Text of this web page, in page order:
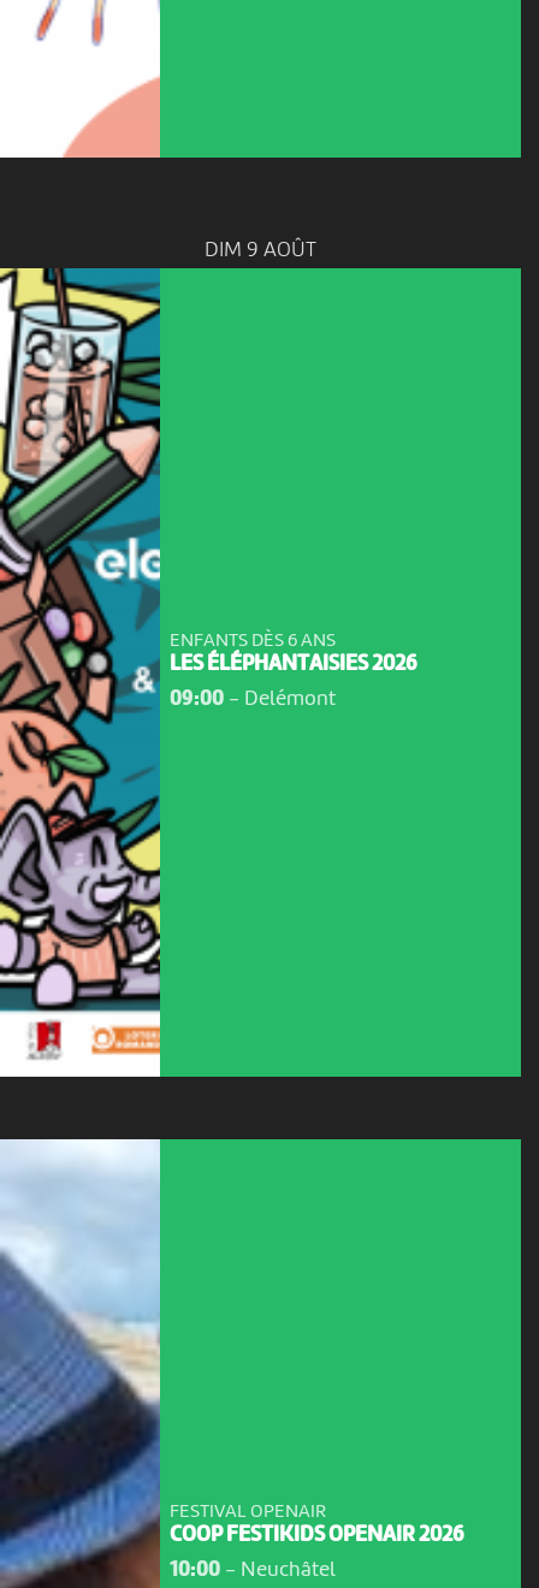
DIM 9 AOÛT
ENFANTS DÈS 6 ANS
LES ÉLÉPHANTAISIES 2026
09:00- Delémont
FESTIVAL OPENAIR
COOP FESTIKIDS OPENAIR 2026
10:00- Neuchâtel